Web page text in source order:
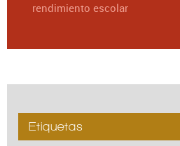
rendimiento escolar
Etiquetas